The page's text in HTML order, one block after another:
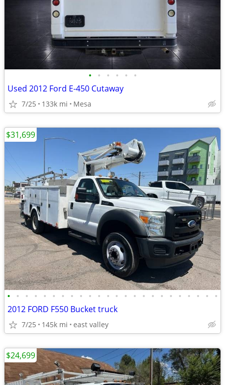
• • • • • •
Used 2012 Ford E-450 Cutaway
7/25 133k mi Mesa
• • • • • • • • • • • • • • • • • • • • • • • •
2012 FORD F550 Bucket truck
7/25 145k mi east valley
$31,699
$24,699